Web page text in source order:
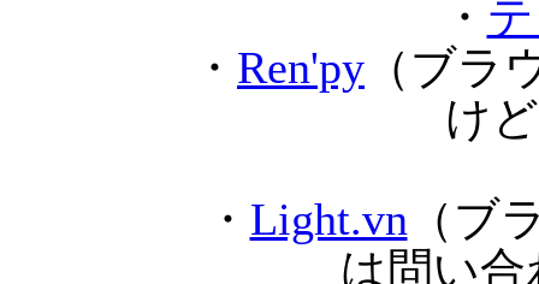
・
・ Ren'py （ブラ
け
・ Light.vn （ブ
は問い